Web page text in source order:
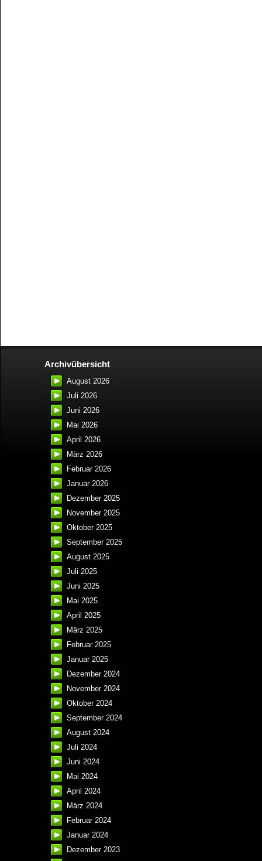
Archivübersicht
August 2026
Juli 2026
Juni 2026
Mai 2026
April 2026
März 2026
Februar 2026
Januar 2026
Dezember 2025
November 2025
Oktober 2025
September 2025
August 2025
Juli 2025
Juni 2025
Mai 2025
April 2025
März 2025
Februar 2025
Januar 2025
Dezember 2024
November 2024
Oktober 2024
September 2024
August 2024
Juli 2024
Juni 2024
Mai 2024
April 2024
März 2024
Februar 2024
Januar 2024
Dezember 2023